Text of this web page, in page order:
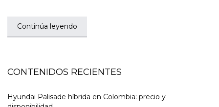
Continúa leyendo
CONTENIDOS RECIENTES
Hyundai Palisade híbrida en Colombia: precio y